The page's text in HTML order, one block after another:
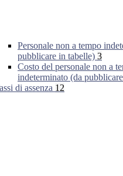
Personale non a tempo
pubblicare in tabelle) 3
Costo del personale non a
indeterminato (da
di assenza 12